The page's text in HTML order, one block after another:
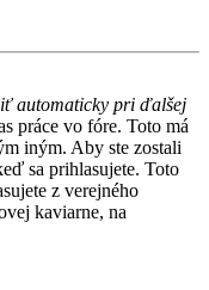
automaticky pri ďalšej
práce vo fóre. Toto má
iným. Aby ste zostali
sa prihlasujete. Toto
z verejného
kaviarne, na